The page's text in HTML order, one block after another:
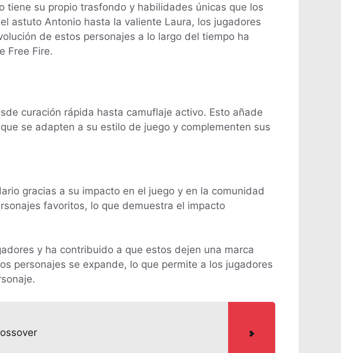
tiene su propio trasfondo y habilidades únicas que los
astuto Antonio hasta la valiente Laura, los jugadores
de estos personajes a lo largo del tiempo ha
Free Fire.
curación rápida hasta camuflaje activo. Esto añade
se adapten a su estilo de juego y complementen sus
gracias a su impacto en el juego y en la comunidad
favoritos, lo que demuestra el impacto
y ha contribuido a que estos dejen una marca
personajes se expande, lo que permite a los jugadores